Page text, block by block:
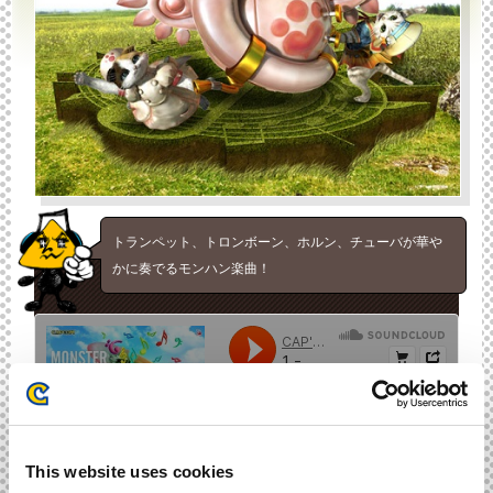
This website uses cookies
トランペット、トロンボーン、ホルン、チューバが華や
かに奏でるモンハン楽曲！